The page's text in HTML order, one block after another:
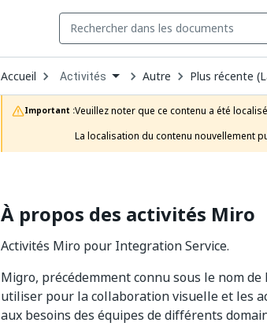
Accueil Open
Dropdown
to
choose
product
Activités Autre Plus récente
Important :Veuillez noter que ce contenu a été
La localisation du contenu nouvellement
À propos des activités Miro
Activités Miro pour Integration Service.
Migro, précédemment connu sous le nom
utiliser pour la collaboration visuelle et les
aux besoins des équipes de différents